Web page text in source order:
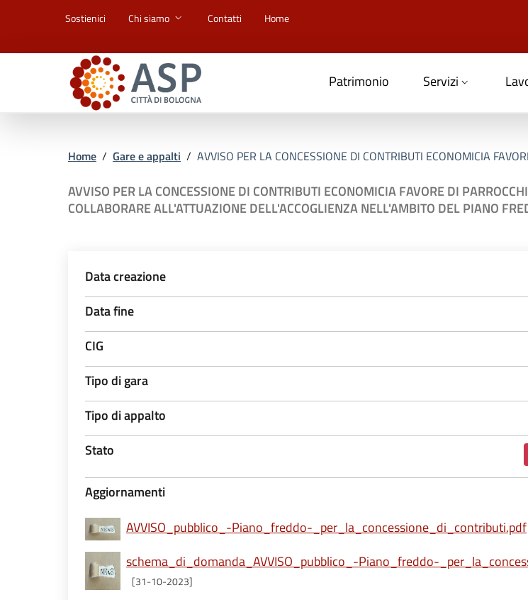
Sostienici Chi siamo Contatti Home
Patrimonio Servizi
Home / Gare e appalti / AVVISO PER LA CONCESSIONE DI CONTRIBUTI ECONOMICIA
AVVISO PER LA CONCESSIONE DI CONTRIBUTI ECONOMICIA FAVORE DI
COLLABORARE ALL'ATTUAZIONE DELL'ACCOGLIENZA NELL'AMBITO DEL PIANO
Data creazione
Data fine
CIG
Tipo di gara
Tipo di appalto
Stato
Aggiornamenti
AVVISO_pubblico_-Piano_freddo-_per_la_concessione_di_contributi.pdf
schema_di_domanda_AVVISO_pubblico_-Piano_freddo-
[31-10-2023]